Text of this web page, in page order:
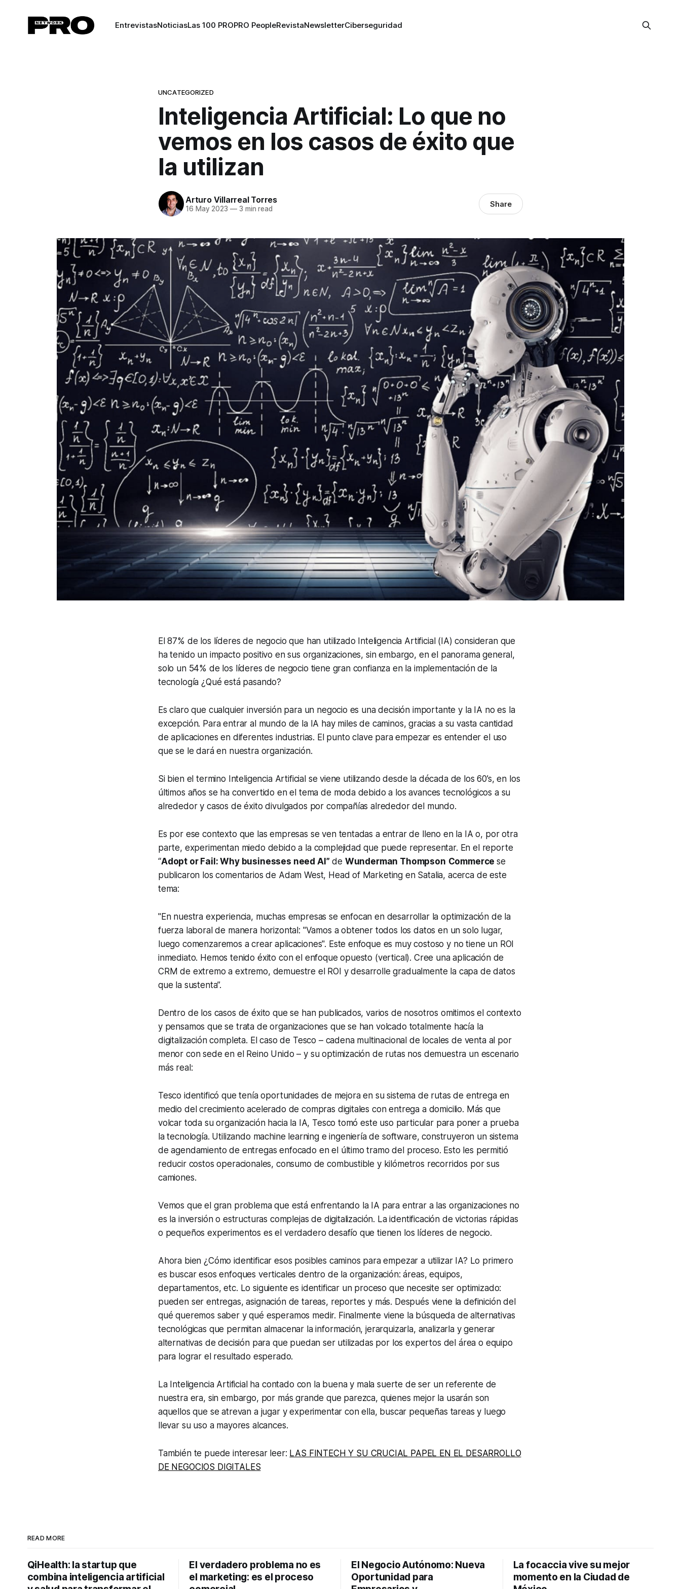
EntrevistasNoticiasLas 100 PROPRO PeopleRevistaNewsletterCiberseguridad
UNCATEGORIZED
Inteligencia Artificial: Lo que no
vemos en los casos de éxito que
la utilizan
Arturo Villarreal Torres
16 May 2023 —3 min read Share
El 87% de los líderes de negocio que han utilizado Inteligencia Artificial (IA) consideran que
ha tenido un impacto positivo en sus organizaciones, sin embargo, en el panorama general,
solo un 54% de los líderes de negocio tiene gran confianza en la implementación de la
tecnología ¿Qué está pasando?
Es claro que cualquier inversión para un negocio es una decisión importante y la IA no es la
excepción. Para entrar al mundo de la IA hay miles de caminos, gracias a su vasta cantidad
de aplicaciones en diferentes industrias. El punto clave para empezar es entender el uso
que se le dará en nuestra organización.
Si bien el termino Inteligencia Artificial se viene utilizando desde la década de los 60’s, en los
últimos años se ha convertido en el tema de moda debido a los avances tecnológicos a su
alrededor y casos de éxito divulgados por compañías alrededor del mundo.
Es por ese contexto que las empresas se ven tentadas a entrar de lleno en la IA o, por otra
parte, experimentan miedo debido a la complejidad que puede representar. En el reporte
“Adopt or Fail: Why businesses need AI” de Wunderman Thompson Commercese
publicaron los comentarios de Adam West, Head of Marketing en Satalia, acerca de este
tema:
"En nuestra experiencia, muchas empresas se enfocan en desarrollar la optimización de la
fuerza laboral de manera horizontal: "Vamos a obtener todos los datos en un solo lugar,
luego comenzaremos a crear aplicaciones". Este enfoque es muy costoso y no tiene un ROI
inmediato. Hemos tenido éxito con el enfoque opuesto (vertical). Cree una aplicación de
CRM de extremo a extremo, demuestre el ROI y desarrolle gradualmente la capa de datos
que la sustenta”.
Dentro de los casos de éxito que se han publicados, varios de nosotros omitimos el contexto
y pensamos que se trata de organizaciones que se han volcado totalmente hacía la
digitalización completa. El caso de Tesco – cadena multinacional de locales de venta al por
menor con sede en el Reino Unido – y su optimización de rutas nos demuestra un escenario
más real:
Tesco identificó que tenía oportunidades de mejora en su sistema de rutas de entrega en
medio del crecimiento acelerado de compras digitales con entrega a domicilio. Más que
volcar toda su organización hacia la IA, Tesco tomó este uso particular para poner a prueba
la tecnología. Utilizando machine learninge ingeniería de software, construyeron un sistema
de agendamiento de entregas enfocado en el último tramo del proceso. Esto les permitió
reducir costos operacionales, consumo de combustible y kilómetros recorridos por sus
camiones.
Vemos que el gran problema que está enfrentando la IA para entrar a las organizaciones no
es la inversión o estructuras complejas de digitalización. La identificación de victorias rápidas
o pequeños experimentos es el verdadero desafío que tienen los líderes de negocio.
Ahora bien ¿Cómo identificar esos posibles caminos para empezar a utilizar IA? Lo primero
es buscar esos enfoques verticales dentro de la organización: áreas, equipos,
departamentos, etc. Lo siguiente es identificar un proceso que necesite ser optimizado:
pueden ser entregas, asignación de tareas, reportes y más. Después viene la definición del
qué queremos saber y qué esperamos medir. Finalmente viene la búsqueda de alternativas
tecnológicas que permitan almacenar la información, jerarquizarla, analizarla y generar
alternativas de decisión para que puedan ser utilizadas por los expertos del área o equipo
para lograr el resultado esperado.
La Inteligencia Artificial ha contado con la buena y mala suerte de ser un referente de
nuestra era, sin embargo, por más grande que parezca, quienes mejor la usarán son
aquellos que se atrevan a jugar y experimentar con ella, buscar pequeñas tareas y luego
llevar su uso a mayores alcances.
También te puede interesar leer: LAS FINTECH Y SU CRUCIAL PAPEL EN EL DESARROLLO
DE NEGOCIOS DIGITALES
READ MORE
QiHealth: la startup que
combina inteligencia artificial
El verdadero problema no es
el marketing: es el proceso
El Negocio Autónomo: Nueva
Oportunidad para
La focaccia vive su mejor
momento en la Ciudad de